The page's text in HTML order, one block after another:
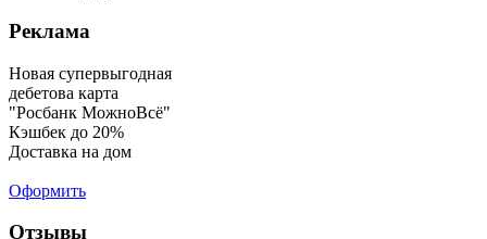
Реклама
Новая супервыгодная
дебетова карта
"Росбанк МожноВсё"
Кэшбек до 20%
Доставка на дом
Оформить
Отзывы